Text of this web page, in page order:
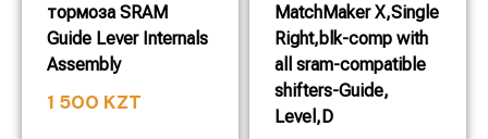
тормоза SRAM
Guide Lever Internals
Assembly
1 500 KZT
MatchMaker X,Single
Right,blk-comp with
all sram-compatible
shifters-Guide,
Level,D